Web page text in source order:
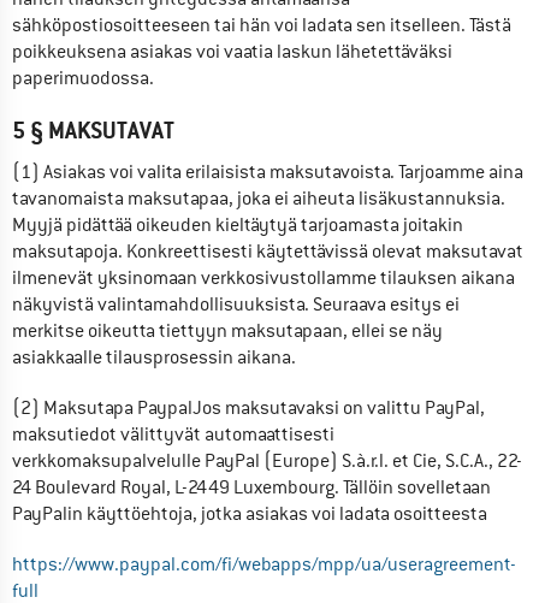
sähköpostiosoitteeseen tai hän voi ladata sen itselleen. Tästä
poikkeuksena asiakas voi vaatia laskun lähetettäväksi
paperimuodossa.
5 § MAKSUTAVAT
(1) Asiakas voi valita erilaisista maksutavoista. Tarjoamme aina
tavanomaista maksutapaa, joka ei aiheuta lisäkustannuksia.
Myyjä pidättää oikeuden kieltäytyä tarjoamasta joitakin
maksutapoja. Konkreettisesti käytettävissä olevat maksutavat
ilmenevät yksinomaan verkkosivustollamme tilauksen aikana
näkyvistä valintamahdollisuuksista. Seuraava esitys ei
merkitse oikeutta tiettyyn maksutapaan, ellei se näy
asiakkaalle tilausprosessin aikana.
(2) Maksutapa PaypalJos maksutavaksi on valittu PayPal,
maksutiedot välittyvät automaattisesti
verkkomaksupalvelulle PayPal (Europe) S.à.r.l. et Cie, S.C.A., 22-
24 Boulevard Royal, L-2449 Luxembourg. Tällöin sovelletaan
PayPalin käyttöehtoja, jotka asiakas voi ladata osoitteesta
https://www.paypal.com/fi/webapps/mpp/ua/useragreement-
full